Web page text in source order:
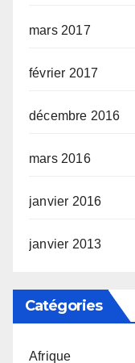
mars 2017
février 2017
décembre 2016
mars 2016
janvier 2016
janvier 2013
Catégories
Afrique